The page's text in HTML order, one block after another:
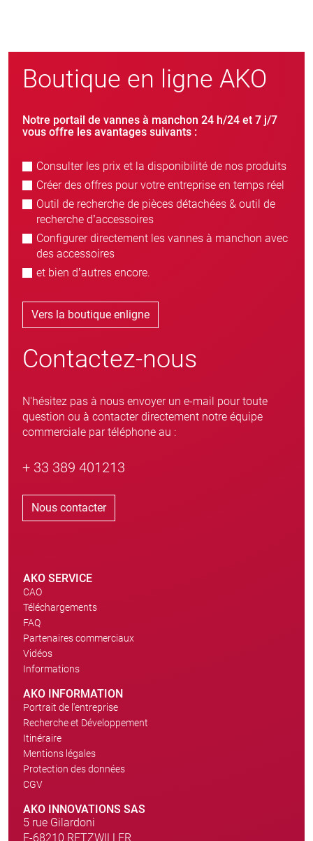
Boutique en ligne AKO
Notre portail de vannes à manchon 24 h/24 et 7 j/7
vous offre les avantages suivants :
Consulter les prix et la disponibilité de nos produits
Créer des offres pour votre entreprise en temps réel
Outil de recherche de pièces détachées & outil de
recherche d’accessoires
Configurer directement les vannes à manchon avec
des accessoires
et bien d’autres encore.
Vers la boutique enligne
Contactez-nous
N'hésitez pas à nous envoyer un e-mail pour toute
question ou à contacter directement notre équipe
commerciale par téléphone au :
+ 33 389 401213
Nous contacter
AKO SERVICE
CAO
Téléchargements
FAQ
Partenaires commerciaux
Vidéos
Informations
AKO INFORMATION
Portrait de l'entreprise
Recherche et Développement
Itinéraire
Mentions légales
Protection des données
CGV
AKO INNOVATIONS SAS
5 rue Gilardoni
F-68210 RETZWILLER